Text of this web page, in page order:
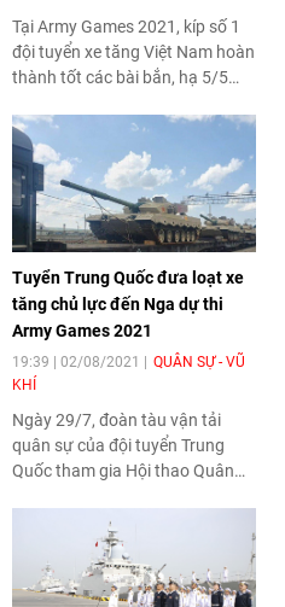
Tại Army Games 2021, kíp số 1
đội tuyển xe tăng Việt Nam hoàn
thành tốt các bài bắn, hạ 5/5
chỉ với thời gian hơn 24 phút 58.
Tuyển Trung Quốc đưa loạt xe
tăng chủ lực đến Nga dự thi
Army Games 2021
19:39 | 02/08/2021
QUÂN SỰ - VŨ
KHÍ
Ngày 29/7, đoàn tàu vận tải
quân sự của đội tuyển Trung
Quốc tham gia Hội thao Quân
nhiều trang thiết bị quân sự, đã
vượt qua biên giới Nga - Trung
tại cửa khẩu Zabaikalsk.